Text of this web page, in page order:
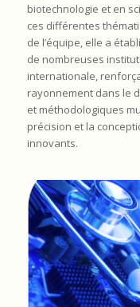
biotechnologie et en
ces différentes
de l’équipe, elle a
de nombreuses
internationale,
rayonnement dans le
et méthodologiques
précision et la
innovants.